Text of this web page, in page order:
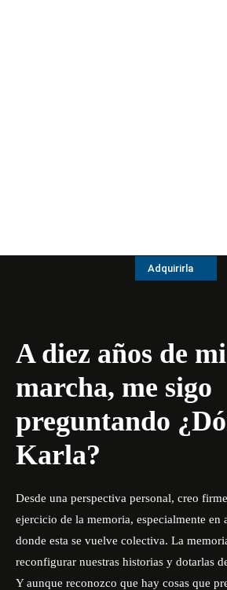
Adquirirla
A diez años de
marcha, me sigo
preguntando
Karla?
Desde una perspectiva personal, creo
ejercicio de la memoria, especialmente en
donde esta se vuelve colectiva. La
reconfigurar nuestras historias y dotarlas
Y aunque reconozco que hay cosas que